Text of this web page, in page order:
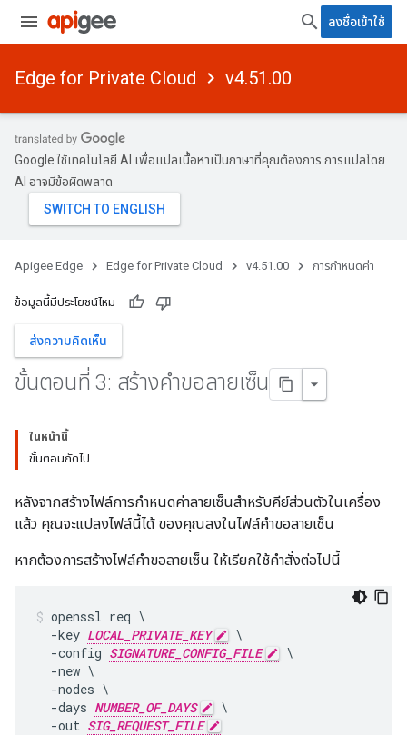
ลงชื่อเข้าใช้
Edge for Private Cloud v4.51.00
Google ใช้เทคโนโลยี AI เพื่อแปลเนื้อหาเป็นภาษาที่คุณต้องการ การแปลโดย
AI อาจมีข้อผิดพลาด
Apigee Edge Edge for Private Cloud v4.51.00 การกำหนดค่า
ข้อมูลนี้มีประโยชน์ไหม
ส่งความคิดเห็น
ขั้นตอนที่ 3: สร้างคําขอลายเซ็น
ในหน้านี้
ขั้นตอนถัดไป
หลังจากสร้างไฟล์การกำหนดค่าลายเซ็นสำหรับคีย์ส่วนตัวในเครื่อง
แล้ว คุณจะแปลงไฟล์นี้ได้ ของคุณลงในไฟล์คำขอลายเซ็น
หากต้องการสร้างไฟล์คำขอลายเซ็น ให้เรียกใช้คำสั่งต่อไปนี้
openssl req \
  -key
LOCAL_PRIVATE_KEY
\
  -config
SIGNATURE_CONFIG_FILE
\
  -new \
  -nodes \
  -days
NUMBER_OF_DAYS
\
  -out
SIG_REQUEST_FILE